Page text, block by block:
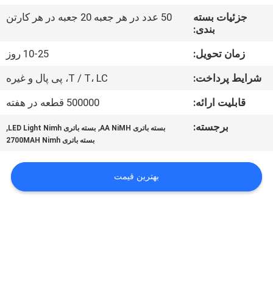
کارخانه
کنترل
کیفیت
تماس
بگیرید
جزئیات بسته
بندی:
50 عدد در هر جعبه 20 جعبه در هر کارتن
زمان تحویل:
10-25 روز
شرایط پرداخت:
T / T، LC، پی پال و غیره
قابلیت ارائه:
500000 قطعه در هفته
برجسته:
بسته باتری AA NiMH , بسته باتری LED Light Nimh ,
بسته باتری 2700MAH Nimh
بهترین قیمت